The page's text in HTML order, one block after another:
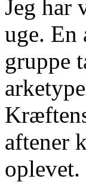
Jeg har
uge. En
gruppe
aftener
oplevet.